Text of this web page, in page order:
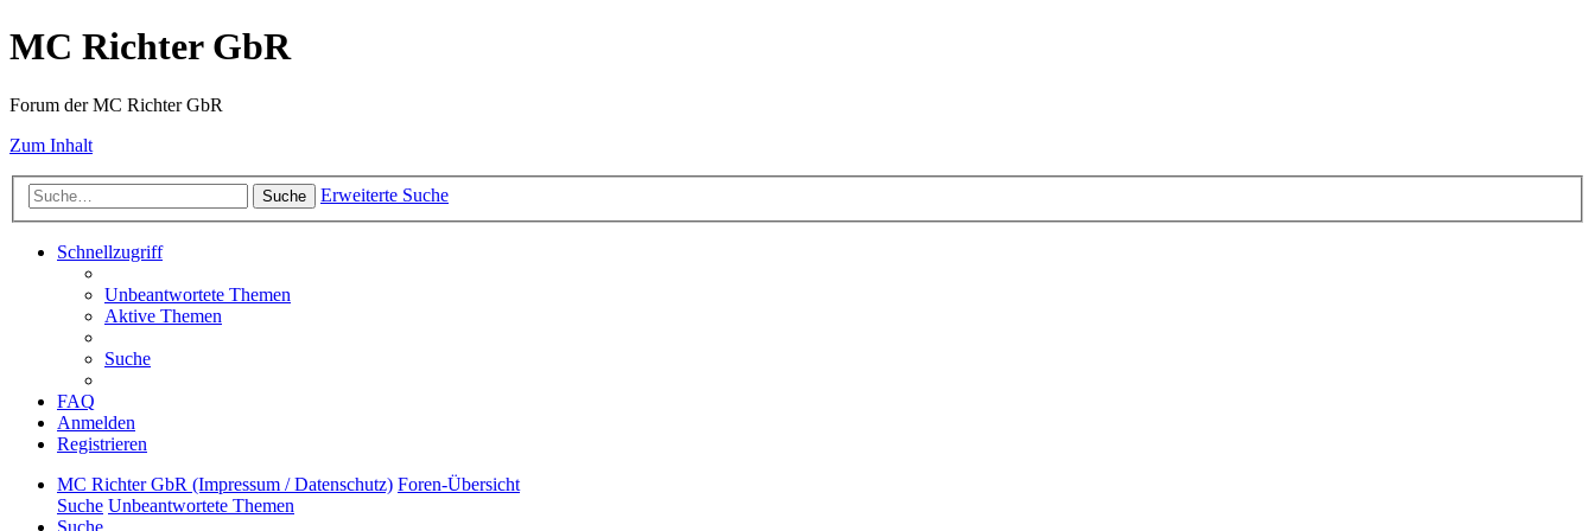
MC Richter GbR
Forum der MC Richter GbR
Zum Inhalt
Suche Erweiterte Suche
Schnellzugriff
Unbeantwortete Themen
Aktive Themen
Suche
FAQ
Anmelden
Registrieren
MC Richter GbR (Impressum / Datenschutz) Foren-Übersicht
Suche Unbeantwortete Themen